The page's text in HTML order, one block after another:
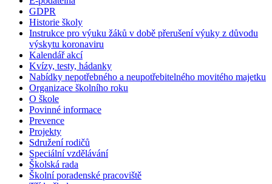
GDPR
Historie školy
Instrukce pro výuku žáků v době přerušení výuky z důvodu
výskytu koronaviru
Kalendář akcí
Kvízy, testy, hádanky
Nabídky nepotřebného a neupotřebitelného movitého majetku
Organizace školního roku
O škole
Povinné informace
Prevence
Projekty
Sdružení rodičů
Speciální vzdělávání
Školská rada
Školní poradenské pracoviště